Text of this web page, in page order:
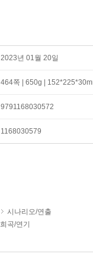
2023년 01월 20일
464쪽 | 650g |
9791168030572
1168030579
시나리오/연출
희곡/연기